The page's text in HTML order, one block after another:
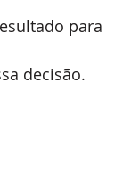
para
decisão.